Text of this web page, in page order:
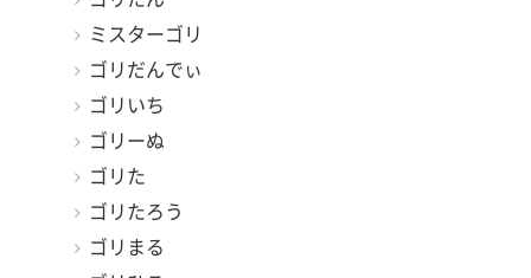
ミスターゴリ
ゴリだんでぃ
ゴリいち
ゴリーぬ
ゴリた
ゴリたろう
ゴリまる